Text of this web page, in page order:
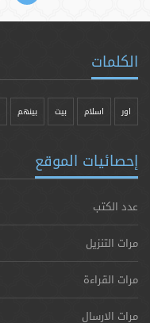
الكلمات
اور اسلام بیت بينهم
إحصائيات الموقع
عدد الكتب
مرات التنزيل
مرات القراءة
مرات الارسال